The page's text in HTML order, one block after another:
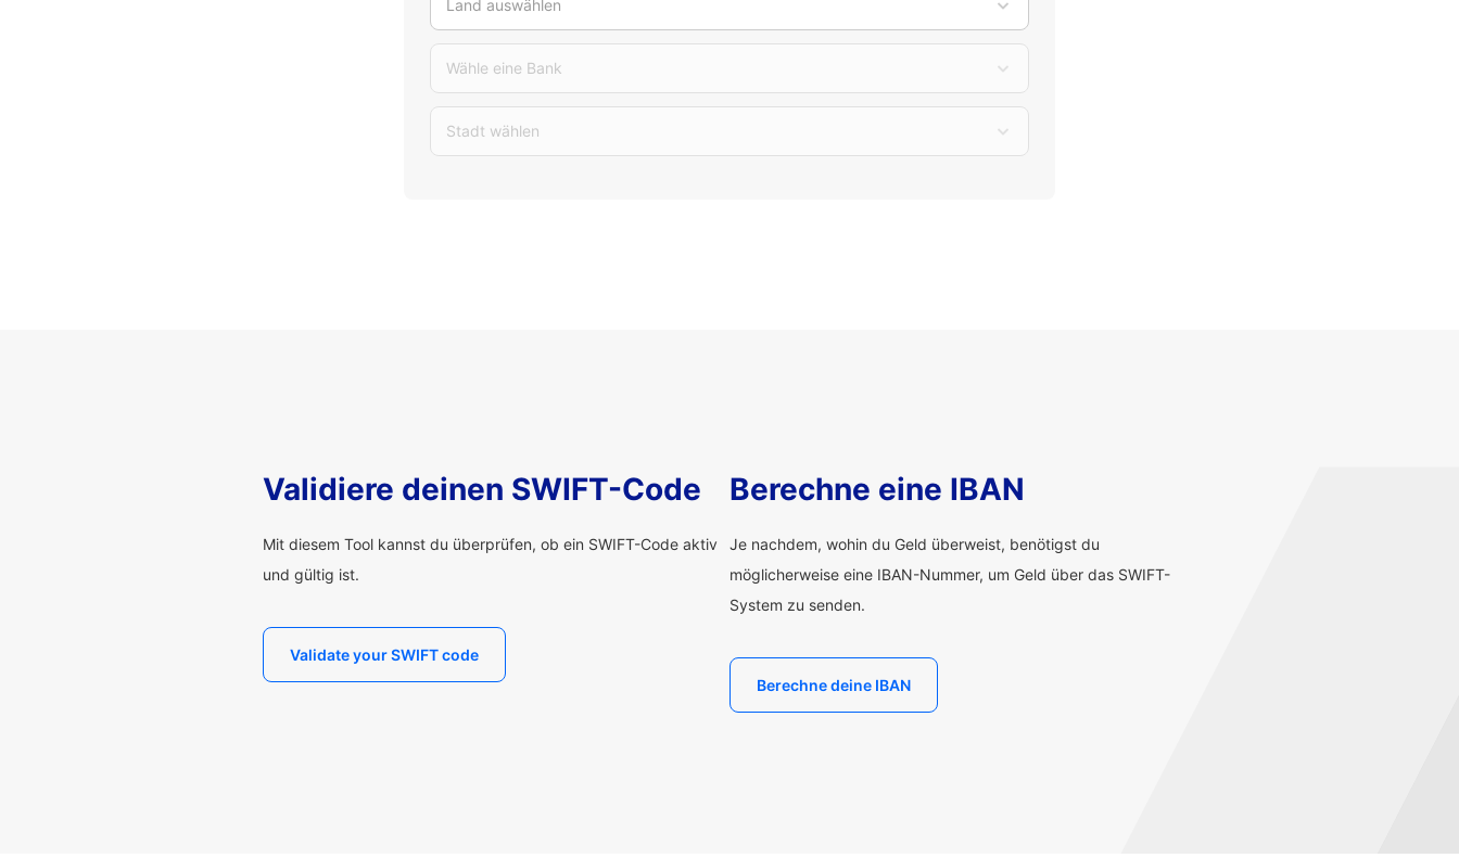
Land auswählen
Wähle eine Bank
Stadt wählen
Validiere deinen SWIFT-Code
Mit diesem Tool kannst du überprüfen, ob ein SWIFT-Code aktiv
und gültig ist.
Validate your SWIFT code
Berechne eine IBAN
Je nachdem, wohin du Geld überweist, benötigst du
möglicherweise eine IBAN-Nummer, um Geld über das SWIFT-
System zu senden.
Berechne deine IBAN